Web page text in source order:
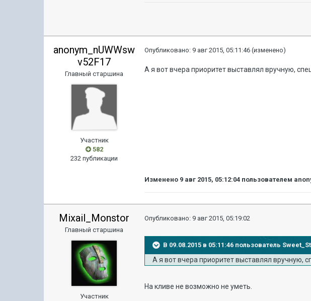
anonym_nUWWsw
v52F17
Главный старшина
Участник
582
232 публикации
Опубликовано: 9 авг 2015, 05:11:46 (изменено)
А я вот вчера приоритет выставлял вручную,
Изменено 9 авг 2015, 05:12:04 пользователем
Mixail_Monstor
Главный старшина
Участник
Опубликовано: 9 авг 2015, 05:19:02
В 09.08.2015 в 05:11:46 пользователь
А я вот вчера приоритет выставлял вручную,
На кливе не возможно не уметь.